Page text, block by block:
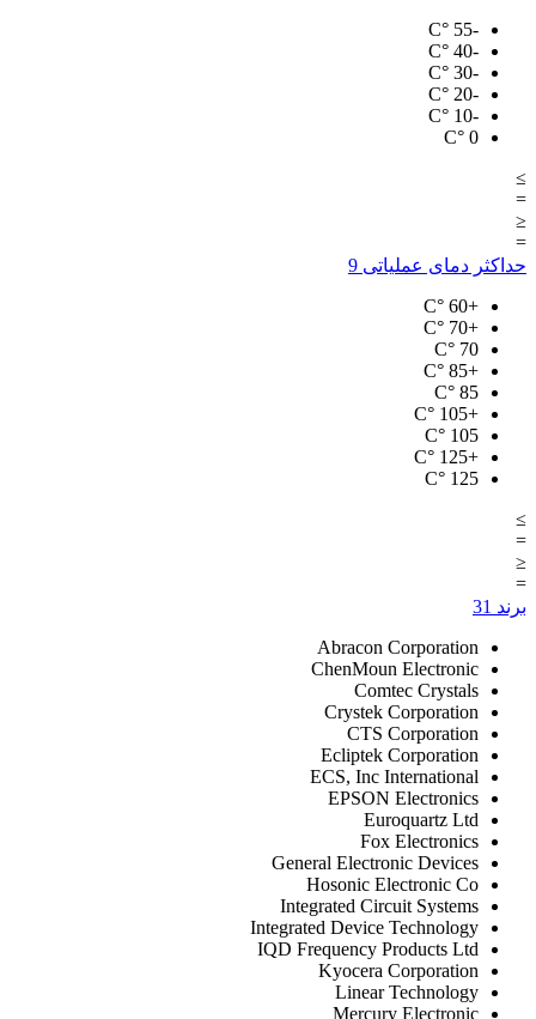
-55
°C
-40
°C
-30
°C
-20
°C
-10
°C
0
°C
≥
=
≤
=
حداکثر دمای عملیاتی 9
+60
°C
+70
°C
70
°C
+85
°C
85
°C
+105
°C
105
°C
+125
°C
125
°C
≥
=
≤
=
برند 31
Abracon Corporation
ChenMoun Electronic
Comtec Crystals
Crystek Corporation
CTS Corporation
Ecliptek Corporation
ECS, Inc International
EPSON Electronics
Euroquartz Ltd
Fox Electronics
General Electronic Devices
Hosonic Electronic Co
Integrated Circuit Systems
Integrated Device Technology
IQD Frequency Products Ltd
Kyocera Corporation
Linear Technology
Mercury Electronic